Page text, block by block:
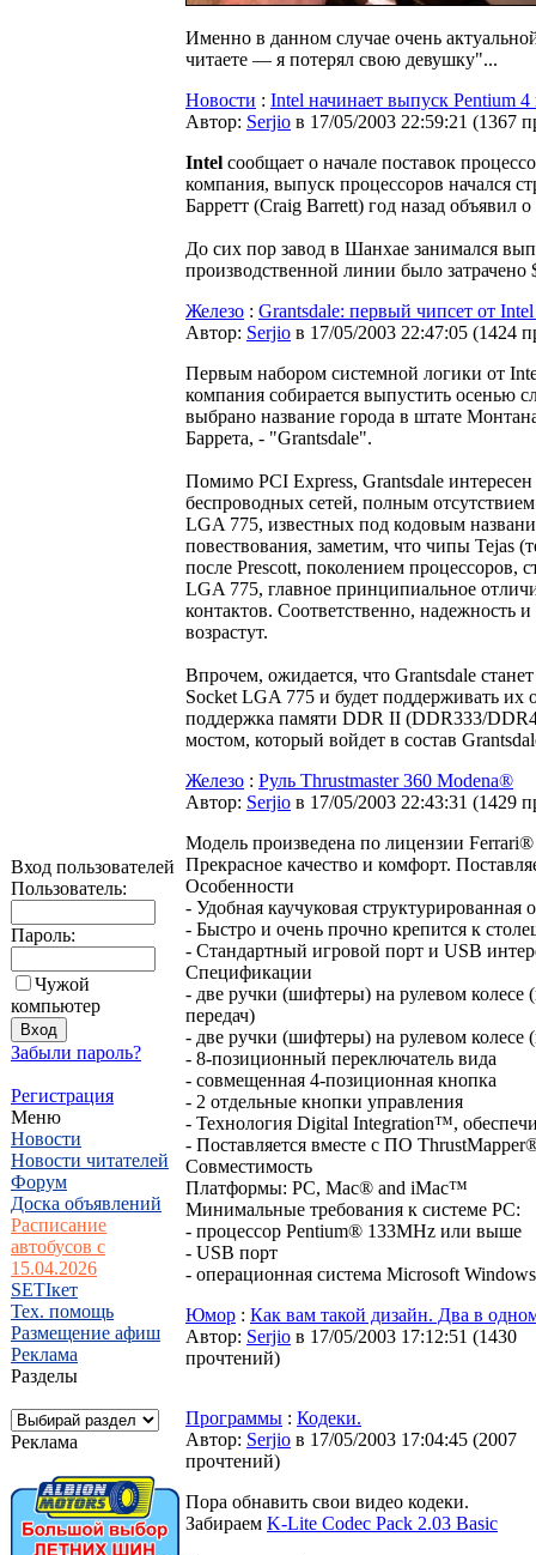
Вход пользователей
Пользователь:
Пароль:
Чужой
компьютер
Забыли пароль?
Регистрация
Меню
Новости
Новости читателей
Форум
Доска объявлений
Расписание
автобусов с
15.04.2026
SETIкет
Тех. помощь
Размещение афиш
Реклама
Разделы
Реклама
Именно в данном случае очень
читаете — я потерял свою девушку"...
Новости : Intel начинает выпуск Pentium 4
Автор: Serjio в 17/05/2003 22:59:21 (1367
Intel сообщает о начале поставок
компания, выпуск процессоров начался
Барретт (Craig Barrett) год назад объявил
До сих пор завод в Шанхае занимался
производственной линии было затрачено
Железо : Grantsdale: первый чипсет от
Автор: Serjio в 17/05/2003 22:47:05 (1424
Первым набором системной логики от
компания собирается выпустить осенью
выбрано название города в штате
Баррета, - "Grantsdale".
Помимо PCI Express, Grantsdale
беспроводных сетей, полным
LGA 775, известных под кодовым
повествования, заметим, что чипы Tejas
после Prescott, поколением
LGA 775, главное принципиальное
контактов. Соответственно, надежность
возрастут.
Впрочем, ожидается, что Grantsdale
Socket LGA 775 и будет поддерживать их
поддержка памяти DDR II (DDR333/
мостом, который войдет в состав
Железо : Руль Thrustmaster 360 Modena®
Автор: Serjio в 17/05/2003 22:43:31 (1429
Модель произведена по лицензии
Прекрасное качество и комфорт.
Особенности
- Удобная каучуковая структурированная
- Быстро и очень прочно крепится к
- Стандартный игровой порт и USB
Спецификации
- две ручки (шифтеры) на рулевом колесе
передач)
- две ручки (шифтеры) на рулевом колесе
- 8-позиционный переключатель вида
- совмещенная 4-позиционная кнопка
- 2 отдельные кнопки управления
- Технология Digital Integration™,
- Поставляется вместе с ПО
Совместимость
Платформы: PC, Mac® and iMac™
Минимальные требования к системе PC:
- процессор Pentium® 133MHz или выше
- USB порт
- операционная система Microsoft
Юмор : Как вам такой дизайн. Два в
Автор: Serjio в 17/05/2003 17:12:51 (1430
прочтений)
Программы : Кодеки.
Автор: Serjio в 17/05/2003 17:04:45 (2007
прочтений)
Пора обнавить свои видео кодеки.
Забираем K-Lite Codec Pack 2.03 Basic